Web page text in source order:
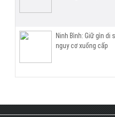
Ninh Bình: Giữ gìn
nguy cơ xuống cấp